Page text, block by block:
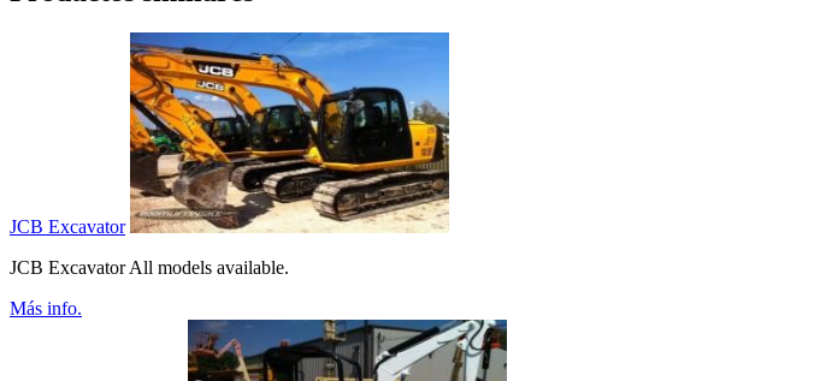
JCB Excavator
JCB Excavator All models available.
Más info.